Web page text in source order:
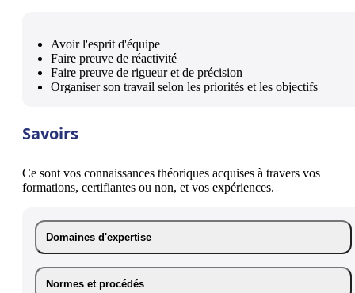
Avoir l'esprit d'équipe
Faire preuve de réactivité
Faire preuve de rigueur et de précision
Organiser son travail selon les priorités et les objectifs
Savoirs
Ce sont vos connaissances théoriques acquises à travers vos
formations, certifiantes ou non, et vos expériences.
Domaines d'expertise
Normes et procédés